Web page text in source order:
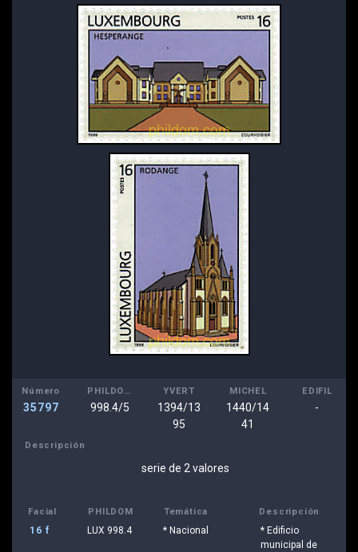
Número
35797
PHILDOM
998.4/5
YVERT
1394/13
95
MICHEL
1440/14
41
EDIFIL
-
Descripción
serie de 2 valores
Facial PHILDOM Temática Descripción
16 f LUX 998.4 * Nacional
* Edificio
municipal de